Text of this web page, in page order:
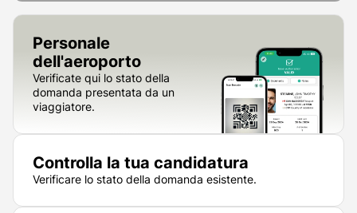
Personale
dell'aeroporto
Verificate qui lo stato della
domanda presentata da un
viaggiatore.
Controlla la tua candidatura
Verificare lo stato della domanda esistente.